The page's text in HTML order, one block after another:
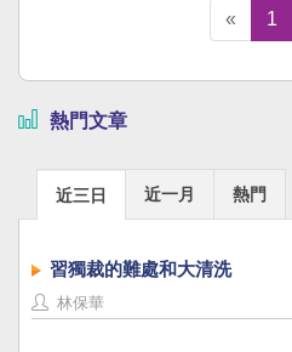
« 1
熱門文章
近三日 近一月 熱門
習獨裁的難處和大清洗
林保華